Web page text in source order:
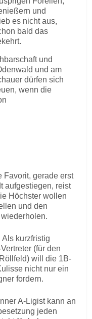
und
es nicht aus,
bald das
und
und am
dürfen sich
wenn die
Favorit, gerade erst
aufgestiegen, reist
Höchster wollen
und den
Als kurzfristig
(für den
will die 1B-
nicht nur ein
fordern.
A-Ligist kann an
jeden